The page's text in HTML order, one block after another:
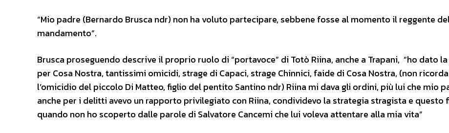
“Mio padre (Bernardo Brusca ndr) non ha voluto partecipare, sebbene fosse al momento il reggente
mandamento”.
Brusca proseguendo descrive il proprio ruolo di “portavoce” di Totò Riina, anche a Trapani, “ho dato
per Cosa Nostra, tantissimi omicidi, strage di Capaci, strage Chinnici, faide di Cosa Nostra, (non ricorda
l’omicidio del piccolo Di Matteo, figlio del pentito Santino ndr) Riina mi dava gli ordini, più lui che mio
anche per i delitti avevo un rapporto privilegiato con Riina, condividevo la strategia stragista e questo
quando non ho scoperto dalle parole di Salvatore Cancemi che lui voleva attentare alla mia vita”